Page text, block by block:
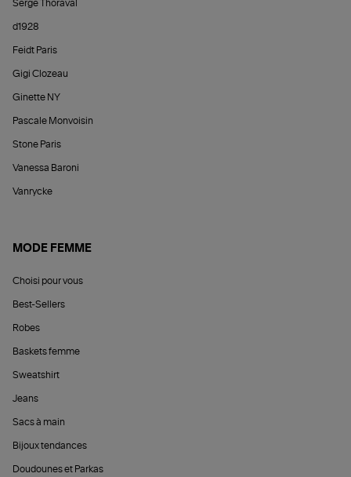
Serge Thoraval
d1928
Feidt Paris
Gigi Clozeau
Ginette NY
Pascale Monvoisin
Stone Paris
Vanessa Baroni
Vanrycke
MODE FEMME
Choisi pour vous
Best-Sellers
Robes
Baskets femme
Sweatshirt
Jeans
Sacs à main
Bijoux tendances
Doudounes et Parkas